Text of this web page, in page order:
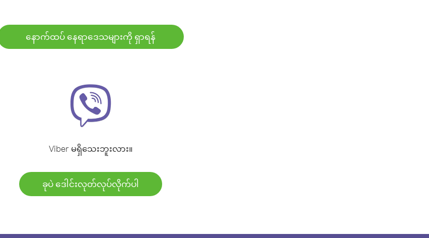
နောက်ထပ် နေရာဒေသများကို ရှာရန်
Viber မရှိသေးဘူးလား။
ခုပဲ ဒေါင်းလုတ်လုပ်လိုက်ပါ